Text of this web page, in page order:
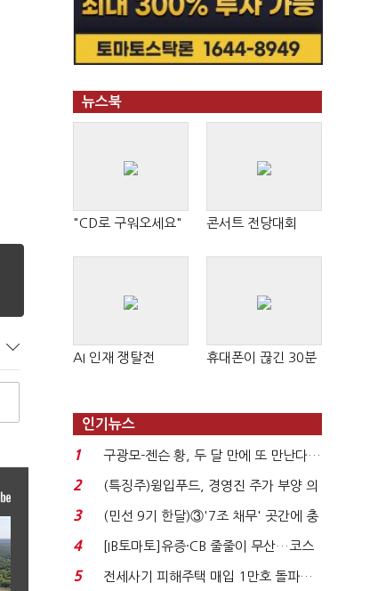
뉴스북
"CD로 구워오세요" 콘서트 전당대회
AI 인재 쟁탈전 휴대폰이 끊긴 30분
인기뉴스
1
구광모-젠슨 황, 두 달 만에 또 만난다…
로봇·AI 등 논...
2
(특징주)윙입푸드, 경영진 주가 부양 의
지에 상한가...
3
(민선 9기 한달)③'7조 채무' 곳간에 충
격…추미애, 20년...
4
[IB토마토]유증·CB 줄줄이 무산…코스
닥 벌점 급증에 ...
5
전세사기 피해주택 매입 1만호 돌파…